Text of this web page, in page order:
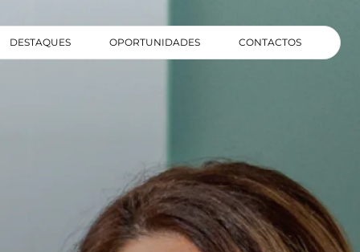
DESTAQUES OPORTUNIDADES CONTACTOS